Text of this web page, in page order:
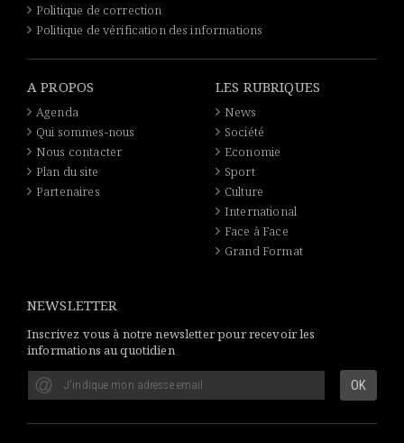
Politique de correction
Politique de vérification des informations
A PROPOS
Agenda
Qui sommes-nous
Nous contacter
Plan du site
Partenaires
LES RUBRIQUES
News
Société
Economie
Sport
Culture
International
Face à Face
Grand Format
NEWSLETTER
Inscrivez vous à notre newsletter pour recevoir les
informations au quotidien